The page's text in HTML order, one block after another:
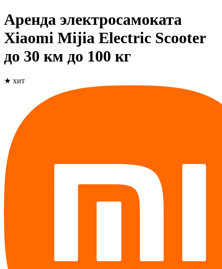
Аренда электросамоката
Xiaomi Mijia Electric Scooter
до 30 км до 100 кг
★ хит